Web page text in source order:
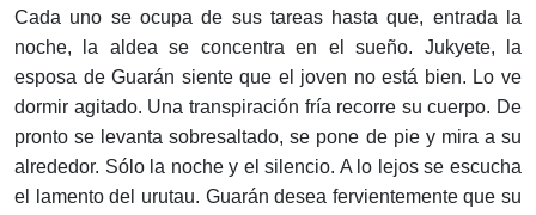
Cada uno se ocupa de sus tareas hasta que, entrada la
noche, la aldea se concentra en el sueño. Jukyete, la
esposa de Guarán siente que el joven no está bien. Lo ve
dormir agitado. Una transpiración fría recorre su cuerpo. De
pronto se levanta sobresaltado, se pone de pie y mira a su
alrededor. Sólo la noche y el silencio. A lo lejos se escucha
el lamento del urutau. Guarán desea fervientemente que su